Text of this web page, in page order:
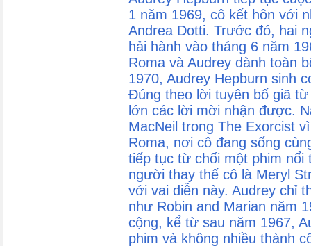
1 năm 1969, cô kết hôn với
Andrea Dotti. Trước đó, hai
hải hành vào tháng 6 năm
Roma và Audrey dành toàn
1970, Audrey Hepburn sinh
Đúng theo lời tuyên bố giã
lớn các lời mời nhận được.
MacNeil trong The Exorcist
Roma, nơi cô đang sống
tiếp tục từ chối một phim nổi
người thay thế cô là Meryl
với vai diễn này. Audrey chỉ
như Robin and Marian năm
cộng, kể từ sau năm 1967,
phim và không nhiều thành